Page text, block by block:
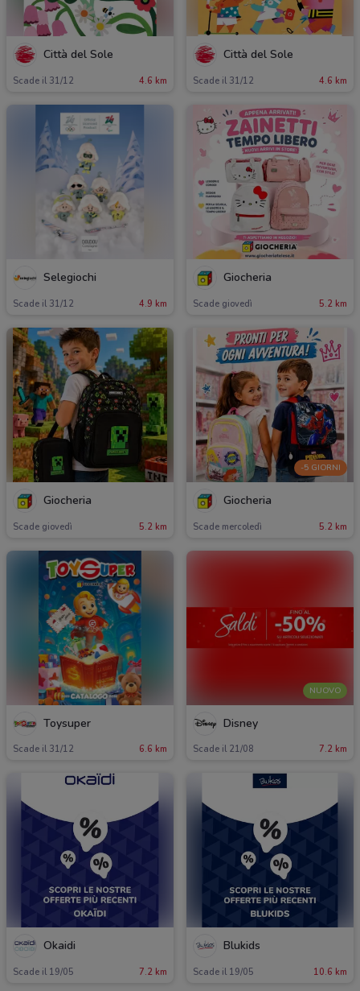
Città del Sole
Scade il 31/12 4.6 km
Città del Sole
Scade il 31/12 4.6 km
Selegiochi
Scade il 31/12 4.9 km
Giocheria
Scade giovedì 5.2 km
Giocheria
Scade giovedì 5.2 km
-5 GIORNI
Giocheria
Scade mercoledì 5.2 km
Toysuper
Scade il 31/12 6.6 km
NUOVO
Disney
Scade il 21/08 7.2 km
Okaidi
Scade il 19/05 7.2 km
Blukids
Scade il 19/05 10.6 km